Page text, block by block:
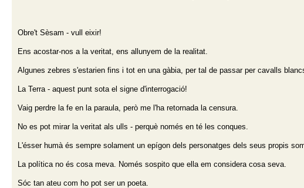
Obre't Sèsam - vull eixir!
Ens acostar-nos a la veritat, ens allunyem de la realitat.
Algunes zebres s'estarien fins i tot en una gàbia, per tal de passar per cavalls
La Terra - aquest punt sota el signe d'interrogació!
Vaig perdre la fe en la paraula, però me l'ha retornada la censura.
No es pot mirar la veritat als ulls - perquè només en té les conques.
L'ésser humà és sempre solament un epígon dels personatges dels seus propis
La política no és cosa meva. Només sospito que ella em considera cosa seva.
Sóc tan ateu com ho pot ser un poeta.